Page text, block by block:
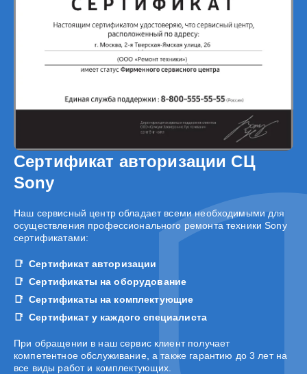
Сертификат авторизации СЦ
Sony
Наш сервисный центр обладает всеми необходимыми для
осуществления профессионального ремонта техники Sony
сертификатами:
Сертификат авторизации
Сертификаты на оборудование
Сертификаты на комплектующие
Сертификат у каждого специалиста
При обращении в наш сервис клиент получает
компетентное обслуживание, а также гарантию до 3 лет на
все виды работ и комплектующих.